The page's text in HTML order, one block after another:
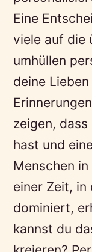
Eine
viele auf die
umhüllen
deine
zeigen,
hast und
Menschen
einer Zeit, in
dominiert,
kannst du